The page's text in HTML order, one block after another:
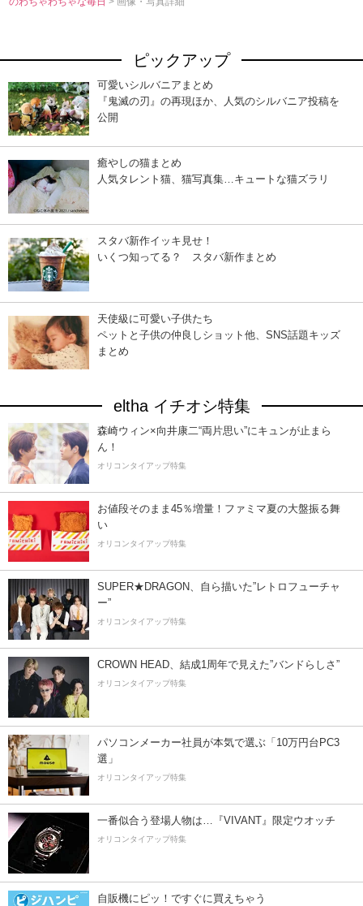
ピックアップ
可愛いシルバニアまとめ
『鬼滅の刃』の再現ほか、人気のシルバニア投稿を
公開
癒やしの猫まとめ
人気タレント猫、猫写真集…キュートな猫ズラリ
スタバ新作イッキ見せ！
いくつ知ってる？ スタバ新作まとめ
天使級に可愛い子供たち
ペットと子供の仲良しショット他、SNS話題キッズ
まとめ
eltha イチオシ特集
森崎ウィン×向井康二“両片思い”にキュンが止まら
ん！
オリコンタイアップ特集
お値段そのまま45％増量！ファミマ夏の大盤振る舞
い
オリコンタイアップ特集
SUPER★DRAGON、自ら描いた”レトロフューチャ
ー”
オリコンタイアップ特集
CROWN HEAD、結成1周年で見えた”バンドらしさ”
オリコンタイアップ特集
パソコンメーカー社員が本気で選ぶ「10万円台PC3
選」
オリコンタイアップ特集
一番似合う登場人物は…『VIVANT』限定ウオッチ
オリコンタイアップ特集
自販機にピッ！ですぐに買えちゃう